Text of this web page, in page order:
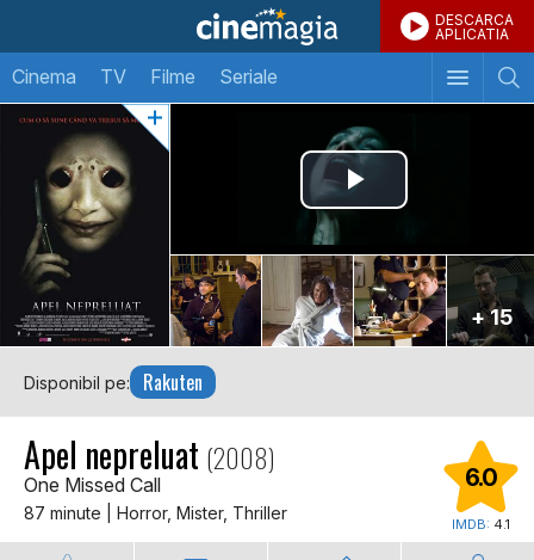
DESCARCA
APLICATIA
Cinema TV Filme Seriale
+ 15
Disponibil pe: Rakuten
Apel nepreluat (2008)
One Missed Call
87 minute | Horror, Mister, Thriller
6.0
IMDB: 4.1